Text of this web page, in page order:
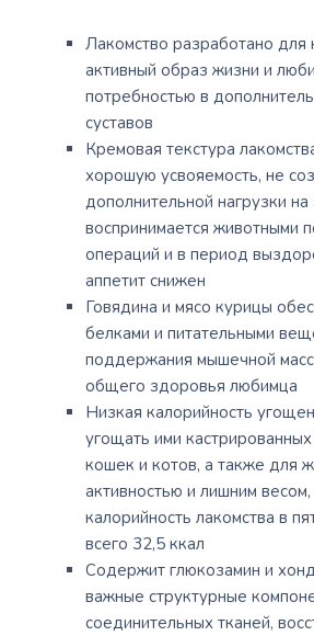
Лакомство разработано
активный образ жизни и
потребностью в
суставов
Кремовая текстура
хорошую усвояемость, не
дополнительной нагрузки
воспринимается животными
операций и в период
аппетит снижен
Говядина и мясо курицы
белками и питательными
поддержания мышечной
общего здоровья любимца
Низкая калорийность
угощать ими
кошек и котов, а также для
активностью и лишним
калорийность лакомства в
всего 32,5 ккал
Содержит глюкозамин и
важные структурные
соединительных тканей,